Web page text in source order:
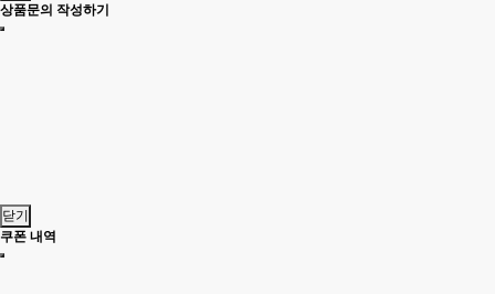
상품문의 작성하기
닫기
쿠폰 내역